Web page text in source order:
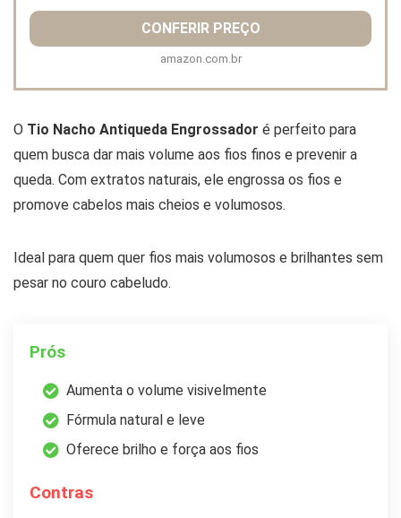
CONFERIR PREÇO
amazon.com.br
O Tio Nacho Antiqueda Engrossador é perfeito para
quem busca dar mais volume aos fios finos e prevenir a
queda. Com extratos naturais, ele engrossa os fios e
promove cabelos mais cheios e volumosos.
Ideal para quem quer fios mais volumosos e brilhantes sem
pesar no couro cabeludo.
Prós
Aumenta o volume visivelmente
Fórmula natural e leve
Oferece brilho e força aos fios
Contras